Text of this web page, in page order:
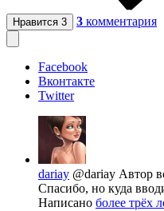
Нравится 3 3 комментария
Facebook
Вконтакте
Twitter
dariay @dariay Автор
Спасибо, но куда
Написано более трёх